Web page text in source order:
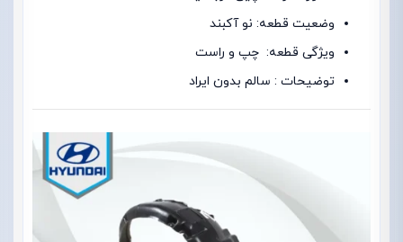
وضعیت قطعه: نو آکبند
ویژگی قطعه: چپ و راست
توضیحات : سالم بدون ایراد